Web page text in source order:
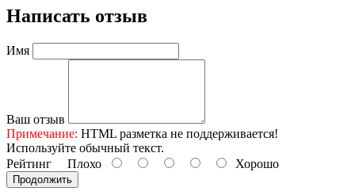
Написать отзыв
Имя
Ваш отзыв
Примечание: HTML разметка не поддерживается!
Используйте обычный текст.
Рейтинг Плохо Хорошо
Продолжить